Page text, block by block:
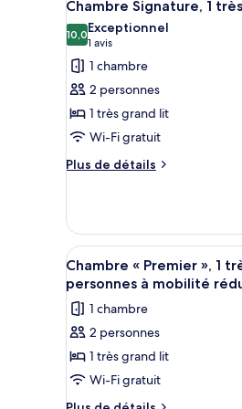
chambre
Chambre
Standard,
2
grands
toutes
les
photos
pour
ce
type
de
chambre :
1
très
grand
lit
Chambre Signature, 1
10,010,0 sur 10
Exceptionnel
1 avis
(1 avis)
1 chambre
2 personnes
1 très grand lit
Wi-Fi gratuit
Plus de détails
Plus
le
type
de
chambre
Chambre
Signature,
grand
lit
Afficher
toutes
les
photos
pour
ce
type
de
4
Chambre « Premier », 1
personnes à mobilité
1 chambre
2 personnes
1 très grand lit
Wi-Fi gratuit